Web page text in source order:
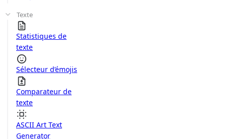
Texte
Statistiques de
texte
Sélecteur d’émojis
Comparateur de
texte
ASCII Art Text
Generator